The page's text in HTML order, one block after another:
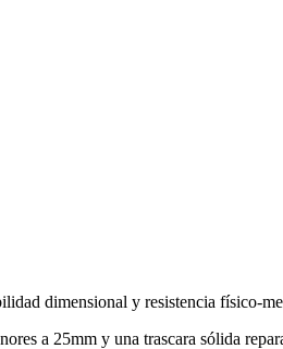
dimensional y resistencia físico-
a 25mm y una trascara sólida